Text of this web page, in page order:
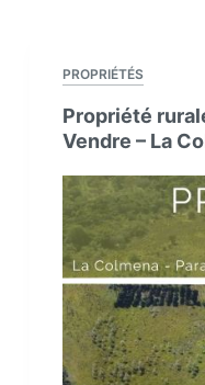
PROPRIÉTÉS
Propriété
Vendre – La